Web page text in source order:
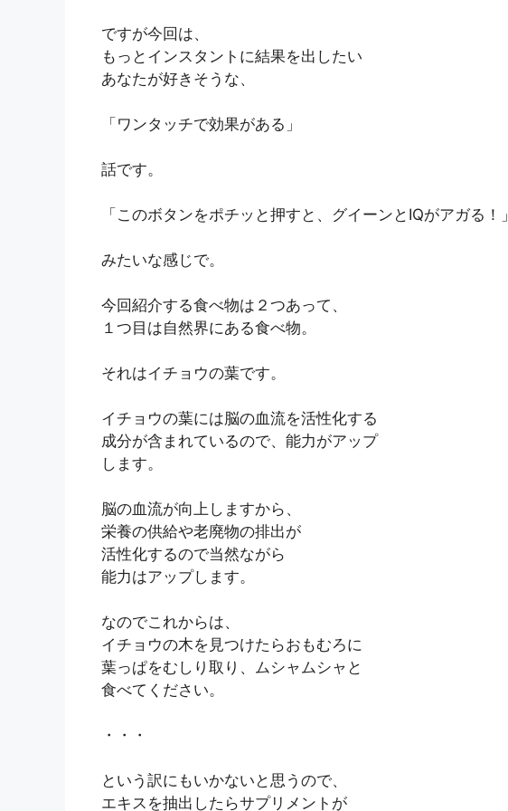
ですが今回は、
もっとインスタントに結果を出したい
あなたが好きそうな、
「ワンタッチで効果がある」
話です。
「このボタンをポチッと押すと、グイーンとIQがアガる！」
みたいな感じで。
今回紹介する食べ物は２つあって、
１つ目は自然界にある食べ物。
それはイチョウの葉です。
イチョウの葉には脳の血流を活性化する
成分が含まれているので、能力がアップ
します。
脳の血流が向上しますから、
栄養の供給や老廃物の排出が
活性化するので当然ながら
能力はアップします。
なのでこれからは、
イチョウの木を見つけたらおもむろに
葉っぱをむしり取り、ムシャムシャと
食べてください。
・・・
という訳にもいかないと思うので、
エキスを抽出したらサプリメントが